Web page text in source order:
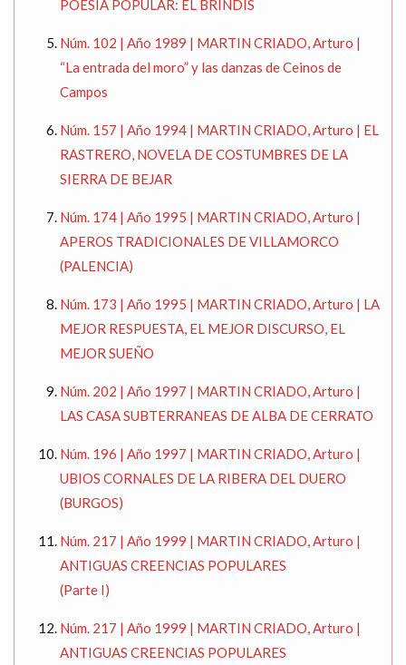
POESIA POPULAR: EL BRINDIS
Núm. 102 | Año 1989 | MARTIN CRIADO, Arturo |
“La entrada del moro” y las danzas de Ceinos de
Campos
Núm. 157 | Año 1994 | MARTIN CRIADO, Arturo | EL
RASTRERO, NOVELA DE COSTUMBRES DE LA
SIERRA DE BEJAR
Núm. 174 | Año 1995 | MARTIN CRIADO, Arturo |
APEROS TRADICIONALES DE VILLAMORCO
(PALENCIA)
Núm. 173 | Año 1995 | MARTIN CRIADO, Arturo | LA
MEJOR RESPUESTA, EL MEJOR DISCURSO, EL
MEJOR SUEÑO
Núm. 202 | Año 1997 | MARTIN CRIADO, Arturo |
LAS CASA SUBTERRANEAS DE ALBA DE CERRATO
Núm. 196 | Año 1997 | MARTIN CRIADO, Arturo |
UBIOS CORNALES DE LA RIBERA DEL DUERO
(BURGOS)
Núm. 217 | Año 1999 | MARTIN CRIADO, Arturo |
ANTIGUAS CREENCIAS POPULARES
(Parte I)
Núm. 217 | Año 1999 | MARTIN CRIADO, Arturo |
ANTIGUAS CREENCIAS POPULARES